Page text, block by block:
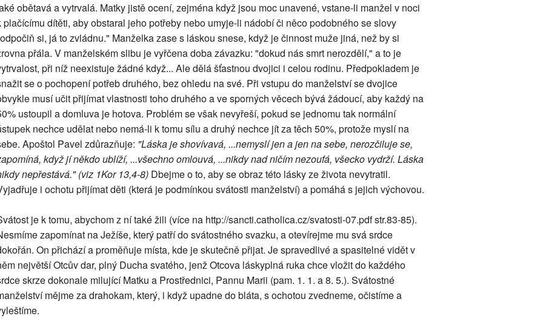
obětavá a vytrvalá. Matky jistě ocení, zejména když jsou moc unavené, vstane-li manžel v noci
plačícímu dítěti, aby obstaral jeho potřeby nebo umyje-li nádobí či něco podobného se slovy
si, já to zvládnu." Manželka zase s láskou snese, když je činnost muže jiná, než by si
přála. V manželském slibu je vyřčena doba závazku: "dokud nás smrt nerozdělí," a to je
při níž neexistuje žádné když... Ale dělá šťastnou dvojici i celou rodinu. Předpokladem je
se o pochopení potřeb druhého, bez ohledu na své. Při vstupu do manželství se dvojice
musí učit přijímat vlastnosti toho druhého a ve sporných věcech bývá žádoucí, aby každý na
ustoupil a domluva je hotova. Problém se však nevyřeší, pokud se jednomu tak normální
nechce udělat nebo nemá-li k tomu sílu a druhý nechce jít za těch 50%, protože myslí na
Apoštol Pavel zdůrazňuje: "Láska je shovívavá, ...nemyslí jen a jen na sebe, nerozčiluje se,
když jí někdo ublíží, ...všechno omlouvá, ...nikdy nad ničím nezoufá, všecko vydrží. Láska
nepřestává." (viz 1Kor 13,4-8)Dbejme o to, aby se obraz této lásky ze života nevytratil.
i ochotu přijímat děti (která je podmínkou svátosti manželství) a pomáhá s jejich výchovou.
je k tomu, abychom z ní také žili (více na http://sancti.catholica.cz/svatosti-07.pdf str.83-85).
zapomínat na Ježíše, který patří do svátostného svazku, a otevírejme mu svá srdce
On přichází a proměňuje místa, kde je skutečně přijat. Je spravedlivé a spasitelné vidět v
největší Otcův dar, plný Ducha svatého, jenž Otcova láskyplná ruka chce vložit do každého
skrze dokonale milující Matku a Prostřednici, Pannu Marii (pam. 1. 1. a 8. 5.). Svátostné
mějme za drahokam, který, i když upadne do bláta, s ochotou zvedneme, očistíme a